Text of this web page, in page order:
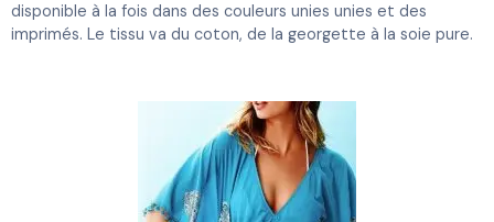
disponible à la fois dans des couleurs unies unies et des
imprimés. Le tissu va du coton, de la georgette à la soie pure.